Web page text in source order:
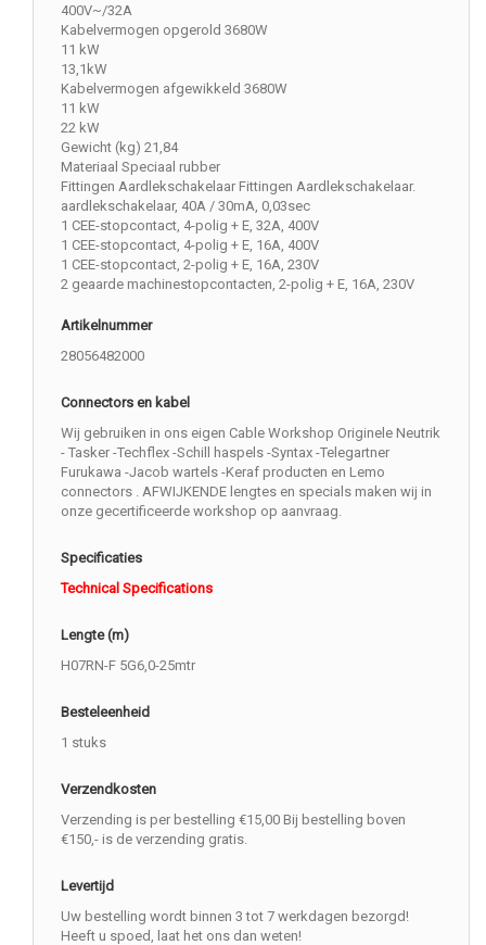
400V~/32A
Kabelvermogen opgerold 3680W
11 kW
13,1kW
Kabelvermogen afgewikkeld 3680W
11 kW
22 kW
Gewicht (kg) 21,84
Materiaal Speciaal rubber
Fittingen Aardlekschakelaar Fittingen Aardlekschakelaar.
aardlekschakelaar, 40A / 30mA, 0,03sec
1 CEE-stopcontact, 4-polig + E, 32A, 400V
1 CEE-stopcontact, 4-polig + E, 16A, 400V
1 CEE-stopcontact, 2-polig + E, 16A, 230V
2 geaarde machinestopcontacten, 2-polig + E, 16A, 230V
Artikelnummer
28056482000
Connectors en kabel
Wij gebruiken in ons eigen Cable Workshop Originele Neutrik
- Tasker -Techflex -Schill haspels -Syntax -Telegartner
Furukawa -Jacob wartels -Keraf producten en Lemo
connectors . AFWIJKENDE lengtes en specials maken wij in
onze gecertificeerde workshop op aanvraag.
Specificaties
Technical Specifications
Lengte (m)
H07RN-F 5G6,0-25mtr
Besteleenheid
1 stuks
Verzendkosten
Verzending is per bestelling €15,00 Bij bestelling boven
€150,- is de verzending gratis.
Levertijd
Uw bestelling wordt binnen 3 tot 7 werkdagen bezorgd!
Heeft u spoed, laat het ons dan weten!